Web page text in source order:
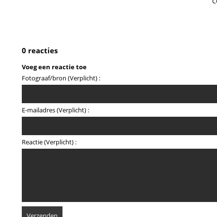
0 reacties
Voeg een reactie toe
Fotograaf/bron (Verplicht) :
E-mailadres (Verplicht) :
Reactie (Verplicht) :